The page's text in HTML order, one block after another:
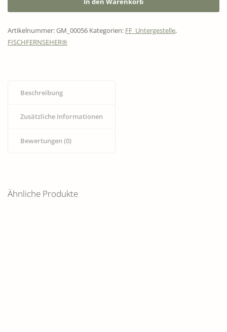
Artikelnummer:GM_00056 Kategorien: FF_Untergestelle,
FISCHFERNSEHER®
Beschreibung
Zusätzliche Informationen
Bewertungen (0)
Ähnliche Produkte